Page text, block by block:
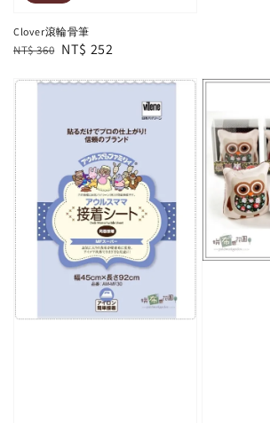
Clover滾輪骨筆
Regular
NT$ 360 Sale
NT$ 252